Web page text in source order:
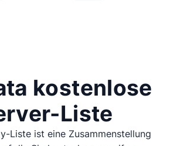
kostenlose
Liste
Liste ist eine Zusammenstellung